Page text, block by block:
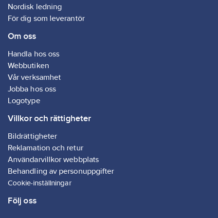
Nordisk ledning
För dig som leverantör
Om oss
Handla hos oss
Webbutiken
Vår verksamhet
Jobba hos oss
Logotype
Villkor och rättigheter
Bildrättigheter
Reklamation och retur
Användarvillkor webbplats
Behandling av personuppgifter
Cookie-inställningar
Följ oss